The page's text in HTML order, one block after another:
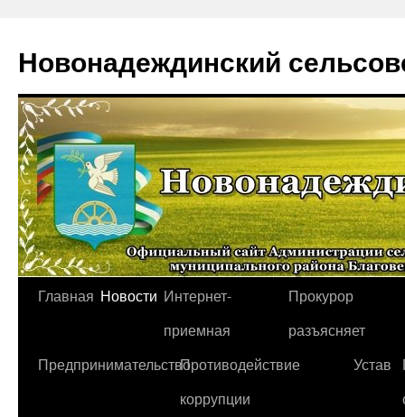
Новонадеждинский
Перейти
содержимому
Главная Новости Интернет-
приемная
Прокурор
разъясняет
ПредпринимательствоПротиводействие
коррупции
Устав